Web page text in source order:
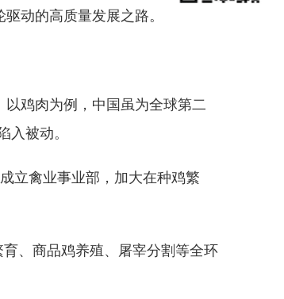
动的高质量发展之路。
鸡肉为例，中国虽为全球第二
入被动。
立禽业事业部，加大在种鸡繁
、商品鸡养殖、屠宰分割等全环